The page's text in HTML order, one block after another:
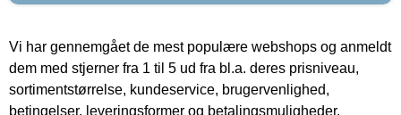
Vi har gennemgået de mest populære webshops og anmeldt
dem med stjerner fra 1 til 5 ud fra bl.a. deres prisniveau,
sortimentstørrelse, kundeservice, brugervenlighed,
betingelser, leveringsformer og betalingsmuligheder.